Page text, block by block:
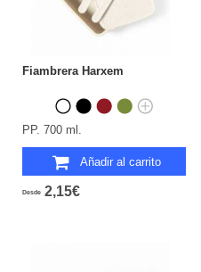
Fiambrera Harxem
PP. 700 ml.
Añadir al carrito
Desde 2,15€